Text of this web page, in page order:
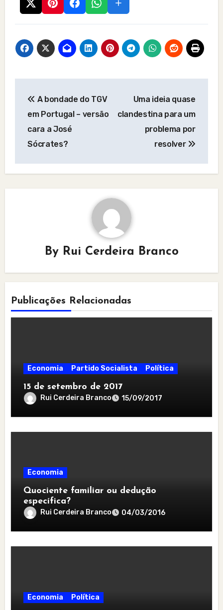
navigation
A bondade do TGV
em Portugal – versão
cara a José
Sócrates?
Uma ideia quase
clandestina para um
problema por
resolver
By Rui Cerdeira Branco
Publicações Relacionadas
Economia Partido Socialista Política
15 de setembro de 2017
Rui Cerdeira Branco 15/09/2017
Economia
Quociente familiar ou dedução
específica?
Rui Cerdeira Branco 04/03/2016
Economia Política